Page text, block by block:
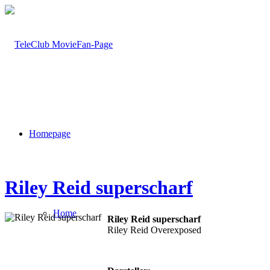
Homepage
Home
Riley Reid superscharf
Riley Reid superscharf
Riley Reid Overexposed